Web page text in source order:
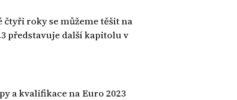
roky se můžeme těšit na
představuje další kapitolu v
a kvalifikace na Euro 2023